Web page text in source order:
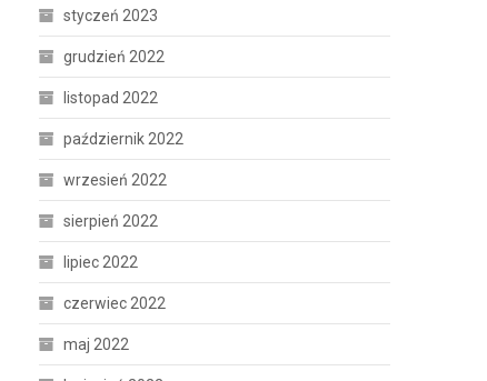
styczeń 2023
grudzień 2022
listopad 2022
październik 2022
wrzesień 2022
sierpień 2022
lipiec 2022
czerwiec 2022
maj 2022